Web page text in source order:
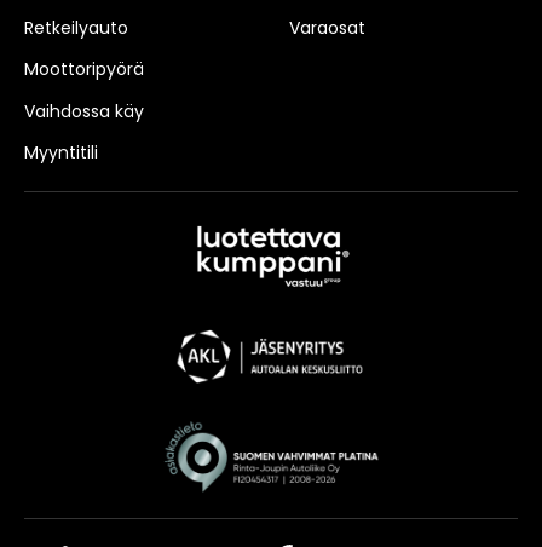
Retkeilyauto
Moottoripyörä
Vaihdossa käy
Myyntitili
Varaosat